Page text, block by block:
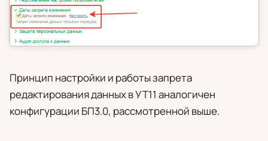
Принцип настройки и работы запрета
редактирования данных в УТ11 аналогичен
конфигурации БП3.0, рассмотренной выше.